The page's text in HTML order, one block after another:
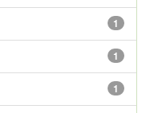
1
1
1